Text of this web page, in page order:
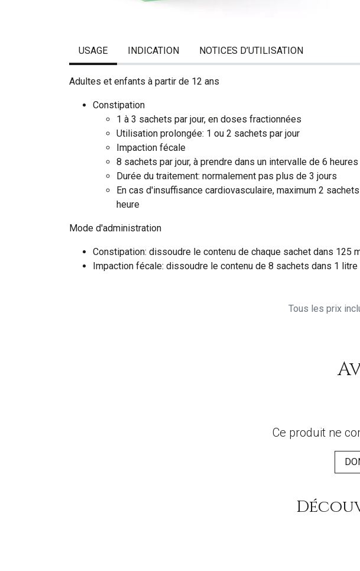
USAGE INDICATION NOTICES D’UTILISATION
Adultes et enfants à partir de 12 ans
Constipation
1 à 3 sachets par jour, en doses fractionnées
Utilisation prolongée: 1 ou 2 sachets par jour
Impaction fécale
8 sachets par jour, à prendre dans un intervalle de 6 heures
Durée du traitement: normalement pas plus de 3 jours
En cas d'insuffisance cardiovasculaire, maximum 2
heure
Mode d'administration
Constipation: dissoudre le contenu de chaque sachet dans 125
Impaction fécale: dissoudre le contenu de 8 sachets dans 1 litre
Tous les prix
Ce produit ne